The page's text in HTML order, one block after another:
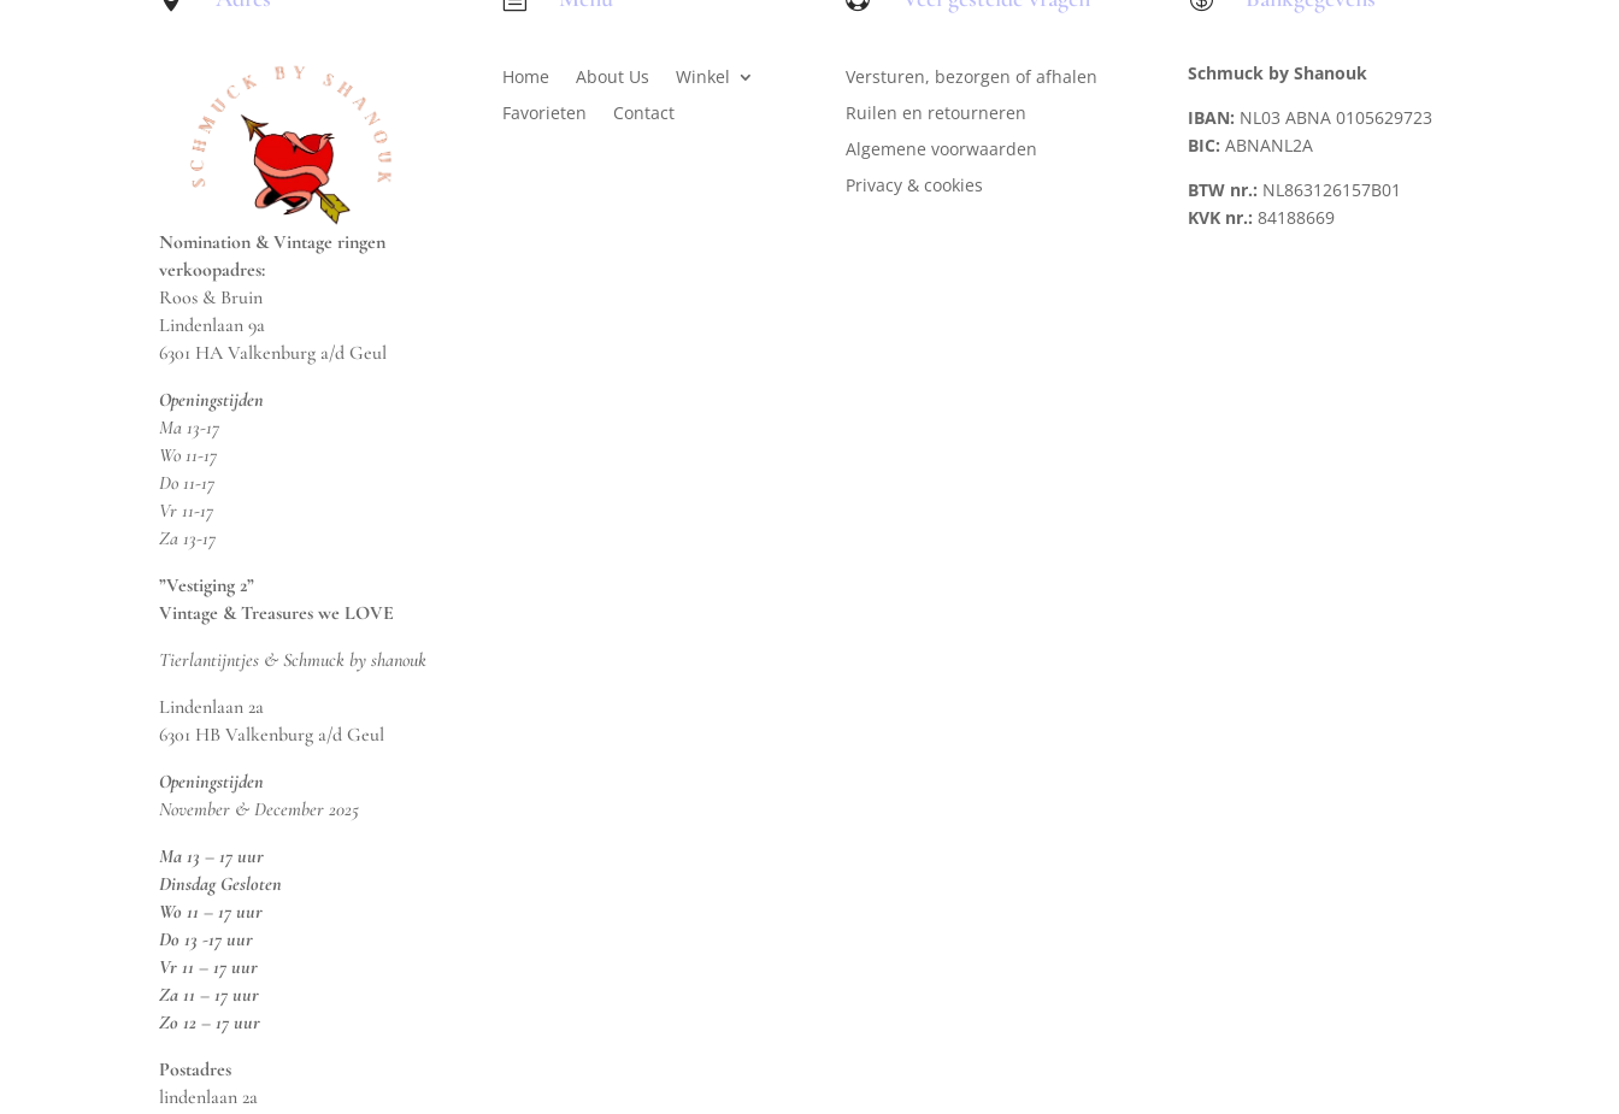
Nomination & Vintage ringen
verkoopadres:
Roos & Bruin
Lindenlaan 9a
6301 HA Valkenburg a/d Geul
Openingstijden
Ma 13-17
Wo 11-17
Do 11-17
Vr 11-17
Za 13-17
”Vestiging 2”
Vintage & Treasures we LOVE
Tierlantijntjes & Schmuck by shanouk
Lindenlaan 2a
6301 HB Valkenburg a/d Geul
Openingstijden
November & December 2025
Ma 13 – 17 uur
Dinsdag Gesloten
Wo 11 – 17 uur
Do 13 -17 uur
Vr 11 – 17 uur
Za 11 – 17 uur
Zo 12 – 17 uur
Postadres
lindenlaan 2a
Home About Us
Winkel
Favorieten
Contact
Versturen, bezorgen of afhalen
Ruilen en retourneren
Algemene voorwaarden
Privacy & cookies
Schmuck by Shanouk
IBAN: NL03 ABNA 0105629723
BIC: ABNANL2A
BTW nr.: NL863126157B01
KVK nr.:84188669